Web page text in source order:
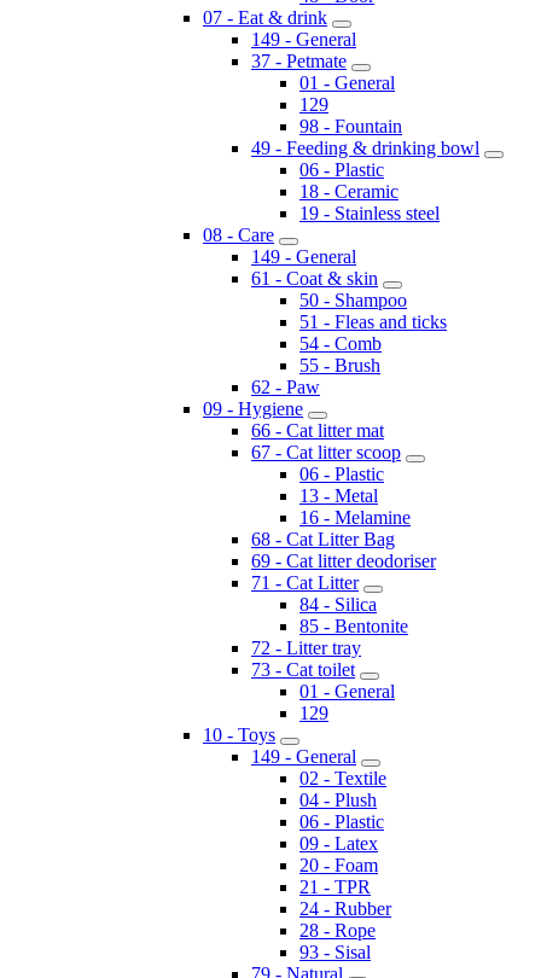
07 - Eat & drink
149 - General
37 - Petmate
01 - General
129
98 - Fountain
49 - Feeding & drinking bowl
06 - Plastic
18 - Ceramic
19 - Stainless steel
08 - Care
149 - General
61 - Coat & skin
50 - Shampoo
51 - Fleas and ticks
54 - Comb
55 - Brush
62 - Paw
09 - Hygiene
66 - Cat litter mat
67 - Cat litter scoop
06 - Plastic
13 - Metal
16 - Melamine
68 - Cat Litter Bag
69 - Cat litter deodoriser
71 - Cat Litter
84 - Silica
85 - Bentonite
72 - Litter tray
73 - Cat toilet
01 - General
129
10 - Toys
149 - General
02 - Textile
04 - Plush
06 - Plastic
09 - Latex
20 - Foam
21 - TPR
24 - Rubber
28 - Rope
93 - Sisal
79 - Natural